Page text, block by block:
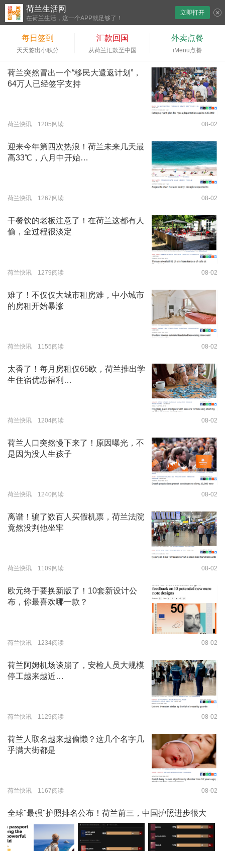
荷兰生活网
在荷兰生活，这一个APP就足够了！
立即打开
每日签到
天天签出小积分
汇款回国
从荷兰汇款至中国
外卖点餐
iMenu点餐
荷兰突然冒出一个“移民大遣返计划”，
64万人已经签字支持
荷兰快讯 1205阅读 08-02
迎来今年第四次热浪！荷兰未来几天最
高33℃，八月中开始…
荷兰快讯 1267阅读 08-02
干餐饮的老板注意了！在荷兰这都有人
偷，全过程很淡定
荷兰快讯 1279阅读 08-02
难了！不仅仅大城市租房难，中小城市
的房租开始暴涨
荷兰快讯 1155阅读 08-02
太香了！每月房租仅65欧，荷兰推出学
生住宿优惠福利…
荷兰快讯 1204阅读 08-02
荷兰人口突然慢下来了！原因曝光，不
是因为没人生孩子
荷兰快讯 1240阅读 08-02
离谱！骗了数百人买假机票，荷兰法院
竟然没判他坐牢
荷兰快讯 1109阅读 08-02
欧元终于要换新版了！10套新设计公
布，你最喜欢哪一款？
荷兰快讯 1234阅读 08-02
荷兰阿姆机场谈崩了，安检人员大规模
停工越来越近…
荷兰快讯 1129阅读 08-02
荷兰人取名越来越偷懒？这几个名字几
乎满大街都是
荷兰快讯 1167阅读 08-02
全球"最强"护照排名公布！荷兰前三，中国护照进步很大